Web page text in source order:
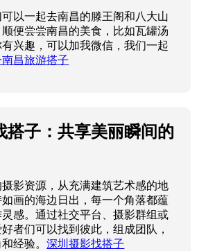
以一起去南昌的滕王阁和八大山
便尝尝南昌的美食，比如瓦罐汤
兴趣，可以加我微信，我们一起
南昌旅游搭子
搭子：共享美丽瞬间的
影资源，从充满建筑艺术感的地
画的海边日出，每一个角落都蕴
感。通过社交平台、摄影群组或
者们可以找到彼此，组成团队，
经验。深圳摄影找搭子